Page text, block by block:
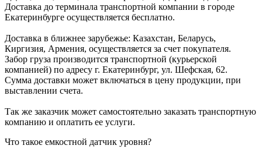
Доставка до терминала транспортной компании в городе
Екатеринбурге осуществляется бесплатно.
Доставка в ближнее зарубежье: Казахстан, Беларусь,
Киргизия, Армения, осуществляется за счет покупателя.
Забор груза производится транспортной (курьерской
компанией) по адресу г. Екатеринбург, ул. Шефская, 62.
Сумма доставки может включаться в цену продукции, при
выставлении счета.
Так же заказчик может самостоятельно заказать транспортную
компанию и оплатить ее услуги.
Что такое емкостной датчик уровня?